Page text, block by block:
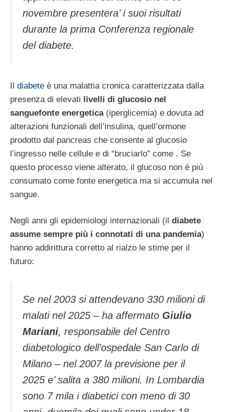
novembre presentera’ i suoi risultati
durante la prima Conferenza regionale
del diabete.
Il diabete è una malattia cronica caratterizzata dalla
presenza di elevati livelli di glucosio nel
sanguefonte energetica(iperglicemia) e dovuta ad
alterazioni funzionali dell’insulina, quell’ormone
prodotto dal pancreas che consente al glucosio
l’ingresso nelle cellule e di “bruciarlo” come . Se
questo processo viene alterato, il glucoso non é più
consumato come fonte energetica ma si accumula nel
sangue.
Negli anni gli epidemiologi internazionali (il diabete
assume sempre più i connotati di una pandemia)
hanno addirittura corretto al rialzo le stime per il
futuro:
Se nel 2003 si attendevano 330 milioni di
malati nel 2025 – ha affermato Giulio
Mariani, responsabile del Centro
diabetologico dell’ospedale San Carlo di
Milano – nel 2007 la previsione per il
2025 e’ salita a 380 milioni. In Lombardia
sono 7 mila i diabetici con meno di 30